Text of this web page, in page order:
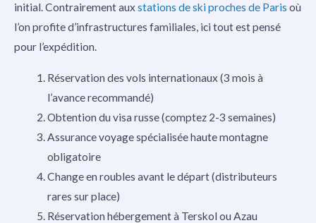
initial. Contrairement auxstations de ski proches de Paris où
l’on profite d’infrastructures familiales, ici tout est pensé
pour l’expédition.
Réservation des vols internationaux (3 mois à
l’avance recommandé)
Obtention du visa russe (comptez 2-3 semaines)
Assurance voyage spécialisée haute montagne
obligatoire
Change en roubles avant le départ (distributeurs
rares sur place)
Réservation hébergement à Terskol ou Azau